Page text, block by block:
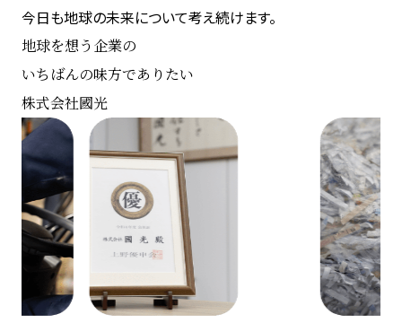
今日も地球の未来について考え続けます。
地球を想う企業の
いちばんの味方でありたい
株式会社國光